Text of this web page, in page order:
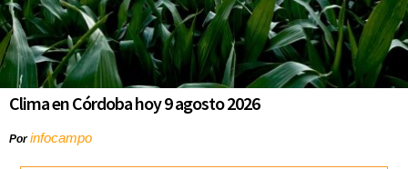
Clima en Córdoba hoy 9 agosto 2026
Porinfocampo